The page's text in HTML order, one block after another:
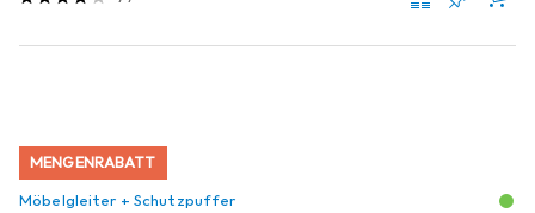
MENGENRABATT
Möbelgleiter + Schutzpuffer